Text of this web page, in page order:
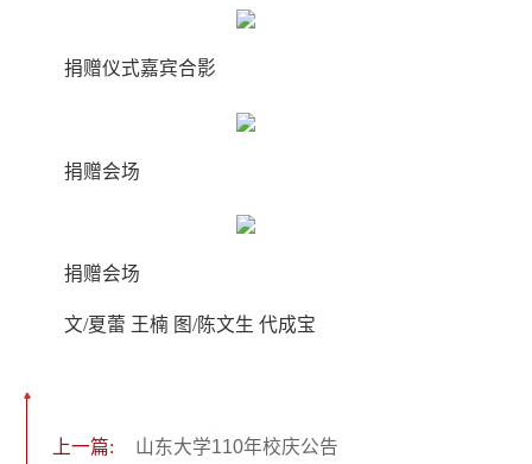
捐赠仪式嘉宾合影
捐赠会场
捐赠会场
文/夏蕾 王楠 图/陈文生 代成宝
上一篇: 山东大学110年校庆公告